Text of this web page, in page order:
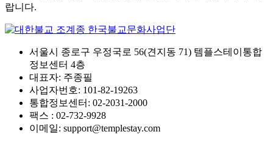
랍니다.
서울시 종로구 우정국로 56(견지동 71) 템플스테이통합
정보센터 4층
대표자: 주종필
사업자번호: 101-82-19263
통합정보센터: 02-2031-2000
팩스 : 02-732-9928
이메일: support@templestay.com